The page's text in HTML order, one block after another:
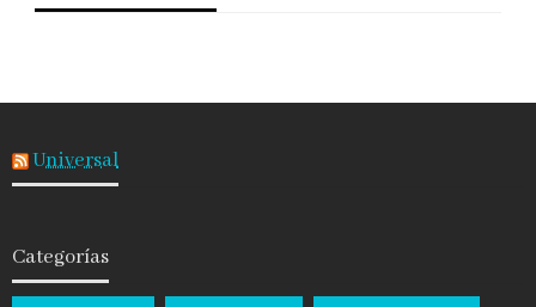
Universal
Categorías